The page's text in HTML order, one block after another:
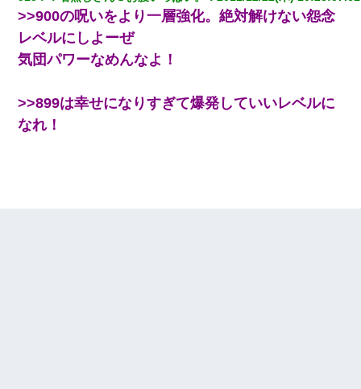
>>900の呪いをより一層強化。絶対解けない怨念
レベルにしよーぜ
気団パワーなめんなよ！
>>899は幸せになりすぎて爆発していいレベルに
なれ！